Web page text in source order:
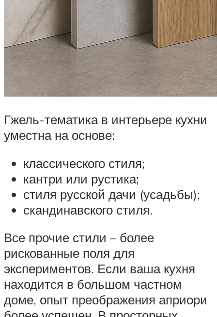
Гжель-тематика в интерьере кухни
уместна на основе:
классического стиля;
кантри или рустика;
стиля русской дачи (усадьбы);
скандинавского стиля.
Все прочие стили – более
рискованные поля для
экспериментов. Если ваша кухня
находится в большом частном
доме, опыт преображения априори